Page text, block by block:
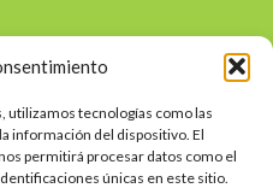
utilizamos tecnologías como las
información del dispositivo. El
permitirá procesar datos como el
únicas en este sitio.
s/n